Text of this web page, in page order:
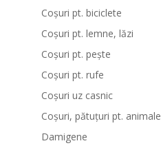
Coșuri pt. biciclete
Coșuri pt. lemne, lăzi
Coșuri pt. pește
Coșuri pt. rufe
Coșuri uz casnic
Coșuri, pătuțuri pt. animale
Damigene